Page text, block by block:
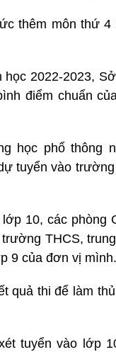
thêm môn thứ
học 2022-2023,
điểm chuẩn
học phổ thông
tuyển vào
10, các
THCS,
9 của đơn vị mình.
quả thi để làm
tuyển vào lớp